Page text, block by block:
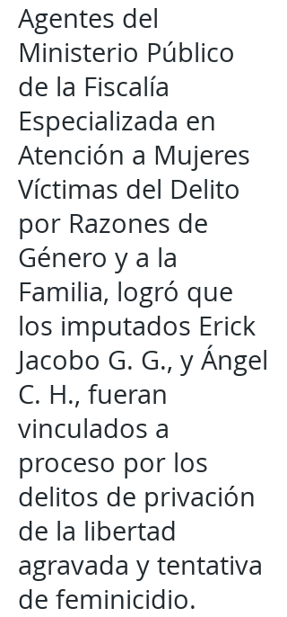
Agentes del
Ministerio Público
de la Fiscalía
Especializada en
Atención a Mujeres
Víctimas del Delito
por Razones de
Género y a la
Familia, logró que
los imputados Erick
Jacobo G. G., y Ángel
C. H., fueran
vinculados a
proceso por los
delitos de privación
de la libertad
agravada y tentativa
de feminicidio.